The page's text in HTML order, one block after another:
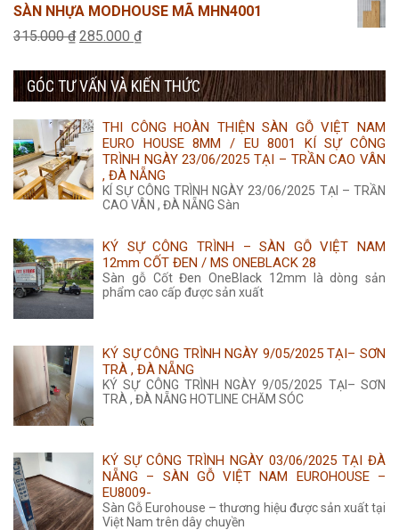
350.000 ₫.
là:
tại
285.000 ₫.
SÀN NHỰA MODHOUSE MÃ MHN4001
315.000₫ Giá
là:
285.000 ₫Giá
tại
285.000 ₫.
GÓC TƯ VẤN VÀ KIẾN THỨC
THI CÔNG HOÀN THIỆN SÀN GỖ VIỆT NAM
EURO HOUSE 8MM / EU 8001 KÍ SỰ CÔNG
TRÌNH NGÀY 23/06/2025 TẠI – TRẦN CAO VÂN
, ĐÀ NẴNG
KÍ SỰ CÔNG TRÌNH NGÀY 23/06/2025 TẠI – TRẦN
CAO VÂN , ĐÀ NẴNG Sàn
KÝ SỰ CÔNG TRÌNH – SÀN GỖ VIỆT NAM
12mm CỐT ĐEN / MS ONEBLACK 28
Sàn gỗ Cốt Đen OneBlack 12mm là dòng sản
phẩm cao cấp được sản xuất
KÝ SỰ CÔNG TRÌNH NGÀY 9/05/2025 TẠI– SƠN
TRÀ , ĐÀ NẴNG
KÝ SỰ CÔNG TRÌNH NGÀY 9/05/2025 TẠI– SƠN
TRÀ , ĐÀ NẴNG HOTLINE CHĂM SÓC
KÝ SỰ CÔNG TRÌNH NGÀY 03/06/2025 TẠI ĐÀ
NẴNG – SÀN GỖ VIỆT NAM EUROHOUSE –
EU8009-
Sàn Gỗ Eurohouse – thương hiệu được sản xuất tại
Việt Nam trên dây chuyền